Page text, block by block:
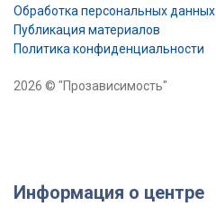
Обработка персональных данных
Публикация материалов
Политика конфиденциальности
2026 © "Прозависимость"
Информация о центре